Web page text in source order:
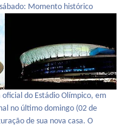
Momento histórico
oficial do Estádio Olímpico, em
no último domingo (02 de
de sua nova casa. O